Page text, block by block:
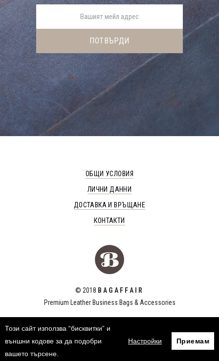
ОБЩИ УСЛОВИЯ
ЛИЧНИ ДАННИ
ДОСТАВКА И ВРЪЩАНЕ
КОНТАКТИ
© 2018 B A G A F F A I R
Premium Leather Business Bags & Accessories
Този сайт използва “бисквитки” и
външни кодове за да подобри
вашето търсене.
Настройки Приемам